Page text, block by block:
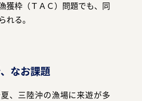
ンロード
い合わせ
獲枠（ＴＡＣ）問題でも、同
れる。
なお課題
、三陸沖の漁場に来遊が多